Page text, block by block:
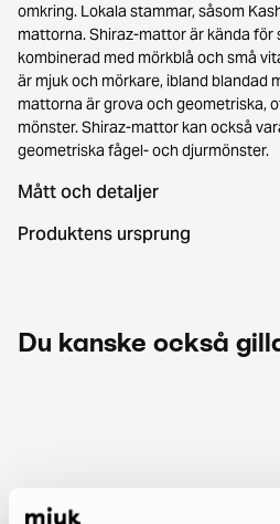
omkring. Lokala stammar, såsom
mattorna. Shiraz-mattor är kända för
kombinerad med mörkblå och små
är mjuk och mörkare, ibland blandad
mattorna är grova och geometriska,
mönster. Shiraz-mattor kan också
geometriska fågel- och djurmönster.
Mått och detaljer
Produktens ursprung
Du kanske också